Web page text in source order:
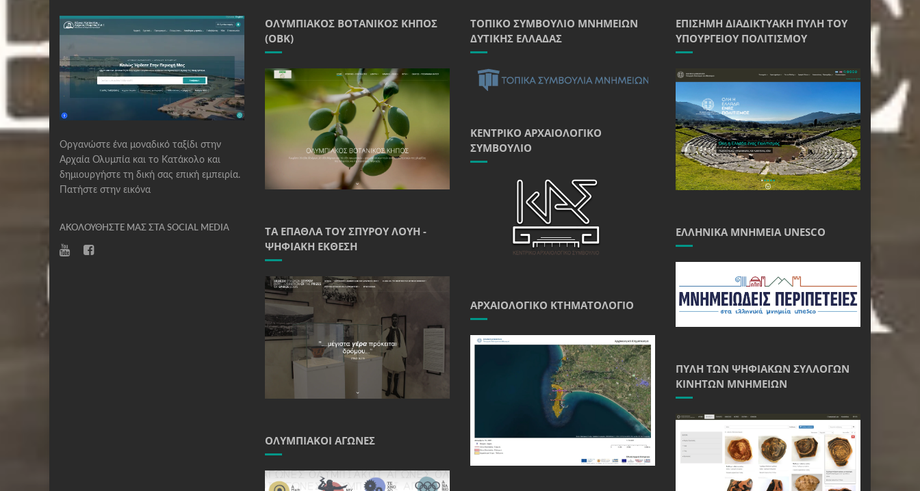
Οργανώστε ένα μοναδικό ταξίδι στην
Αρχαία Ολυμπία και το Κατάκολο και
δημιουργήστε τη δική σας επική εμπειρία.
Πατήστε στην εικόνα
ΑΚΟΛΟΥΘΉΣΤΕ ΜΑΣ ΣΤΑ SOCIAL MEDIA
ΟΛΥΜΠΙΑΚΌΣ ΒΟΤΑΝΙΚΌΣ ΚΉΠΟΣ
(ΟΒΚ)
ΤΑ ΈΠΑΘΛΑ ΤΟΥ ΣΠΎΡΟΥ ΛΟΎΗ -
ΨΗΦΙΑΚΉ ΈΚΘΕΣΗ
ΟΛΥΜΠΙΑΚΟΊ ΑΓΏΝΕΣ
ΤΟΠΙΚΌ ΣΥΜΒΟΎΛΙΟ ΜΝΗΜΕΊΩΝ
ΔΥΤΙΚΉΣ ΕΛΛΆΔΑΣ
ΚΕΝΤΡΙΚΌ ΑΡΧΑΙΟΛΟΓΙΚΌ
ΣΥΜΒΟΎΛΙΟ
ΑΡΧΑΙΟΛΟΓΙΚΌ ΚΤΗΜΑΤΟΛΌΓΙΟ
ΕΠΊΣΗΜΗ ΔΙΑΔΙΚΤΥΑΚΉ ΠΎΛΗ ΤΟΥ
ΥΠΟΥΡΓΕΊΟΥ ΠΟΛΙΤΙΣΜΟΎ
ΕΛΛΗΝΙΚΆ ΜΝΗΜΕΊΑ UNESCO
ΠΎΛΗ ΤΩΝ ΨΗΦΙΑΚΏΝ ΣΥΛΛΟΓΏΝ
ΚΙΝΗΤΏΝ ΜΝΗΜΕΊΩΝ